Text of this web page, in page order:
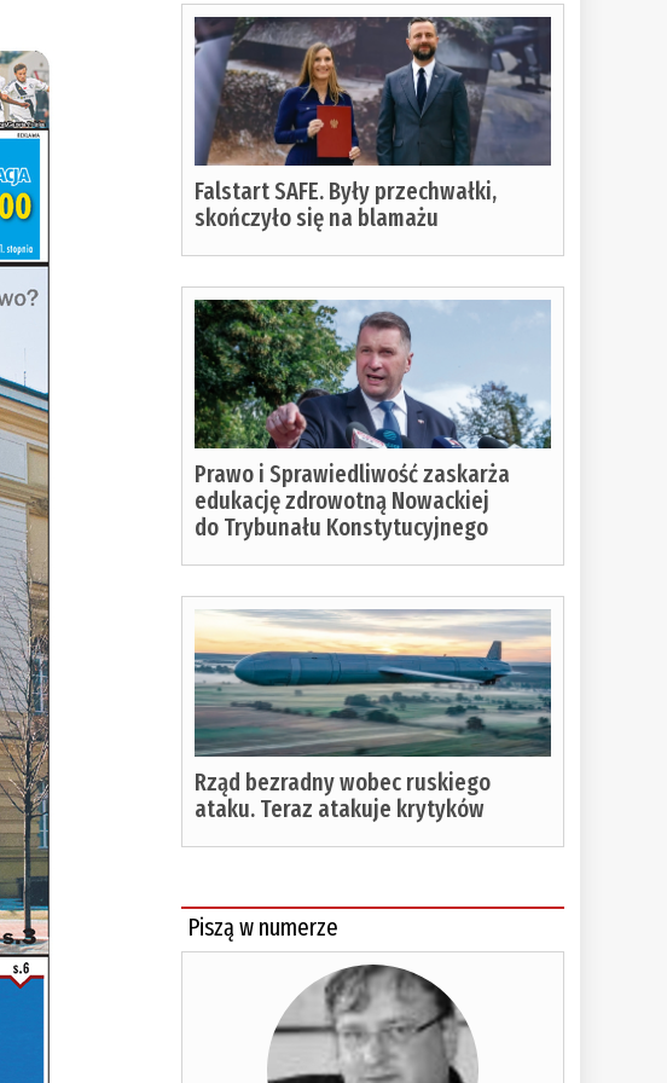
Falstart SAFE. Były przechwałki,
skończyło się na blamażu
Prawo i Sprawiedliwość zaskarża
edukację zdrowotną Nowackiej
do Trybunału Konstytucyjnego
Rząd bezradny wobec ruskiego
ataku. Teraz atakuje krytyków
Piszą w numerze